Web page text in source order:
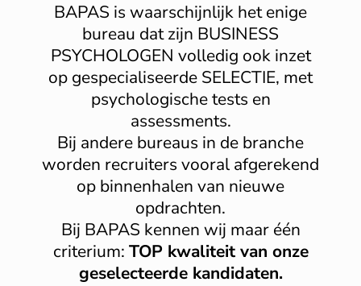
BAPAS is waarschijnlijk het enige
bureau dat zijn BUSINESS
PSYCHOLOGEN volledig ook inzet
op gespecialiseerde SELECTIE, met
psychologische tests en
assessments.
Bij andere bureaus in de branche
worden recruiters vooral afgerekend
op binnenhalen van nieuwe
opdrachten.
Bij BAPAS kennen wij maar één
criterium: TOP kwaliteit van onze
geselecteerde kandidaten.